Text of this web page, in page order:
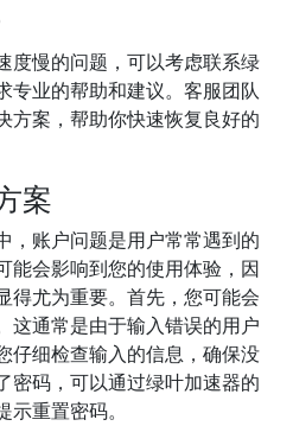
度慢的问题，可以考虑联系绿
专业的帮助和建议。客服团队
方案，帮助你快速恢复良好的
案
，账户问题是用户常常遇到的
能会影响到您的使用体验，因
得尤为重要。首先，您可能会
这通常是由于输入错误的用户
仔细检查输入的信息，确保没
密码，可以通过绿叶加速器的
重置密码。